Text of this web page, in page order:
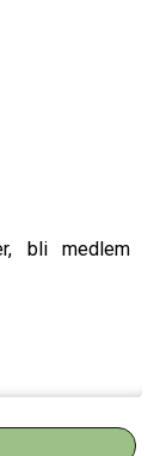
bli medlem